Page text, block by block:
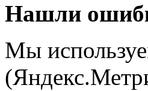
Нашли
Мы